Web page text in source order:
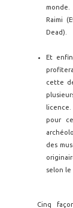
monde.
Raimi
Dead).
Et
cette
pour
des
selon le
Cinq